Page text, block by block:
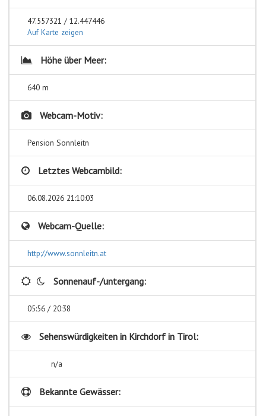
47.557321 / 12.447446
Auf Karte zeigen
Höhe über Meer:
640 m
Webcam-Motiv:
Pension Sonnleitn
Letztes Webcambild:
06.08.2026 21:10:03
Webcam-Quelle:
http://www.sonnleitn.at
Sonnenauf-/untergang:
05:56 / 20:38
Sehenswürdigkeiten in Kirchdorf in Tirol:
n/a
Bekannte Gewässer: